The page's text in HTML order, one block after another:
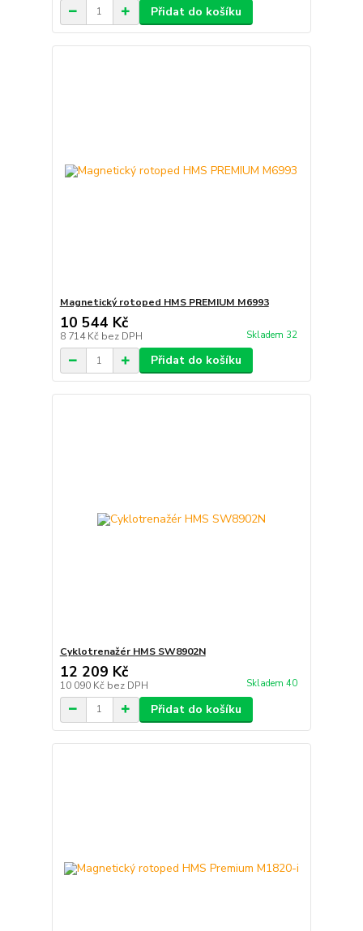
Přidat do košíku
Magnetický rotoped HMS PREMIUM M6993
10 544 Kč
8 714 Kč bez DPH Skladem 32
Přidat do košíku
Cyklotrenažér HMS SW8902N
12 209 Kč
10 090 Kč bez DPH Skladem 40
Přidat do košíku